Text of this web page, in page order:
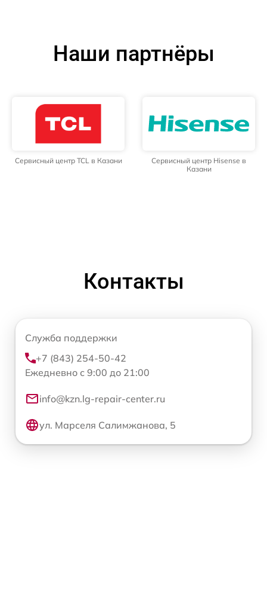
Наши партнёры
Сервисный центр TCL в Казани
Сервисный центр Hisense в
Казани
Контакты
Служба поддержки
+7 (843) 254-50-42
Ежедневно с 9:00 до 21:00
info@kzn.lg-repair-center.ru
ул. Марселя Салимжанова, 5